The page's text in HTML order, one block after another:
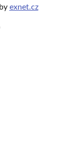
exnet.cz